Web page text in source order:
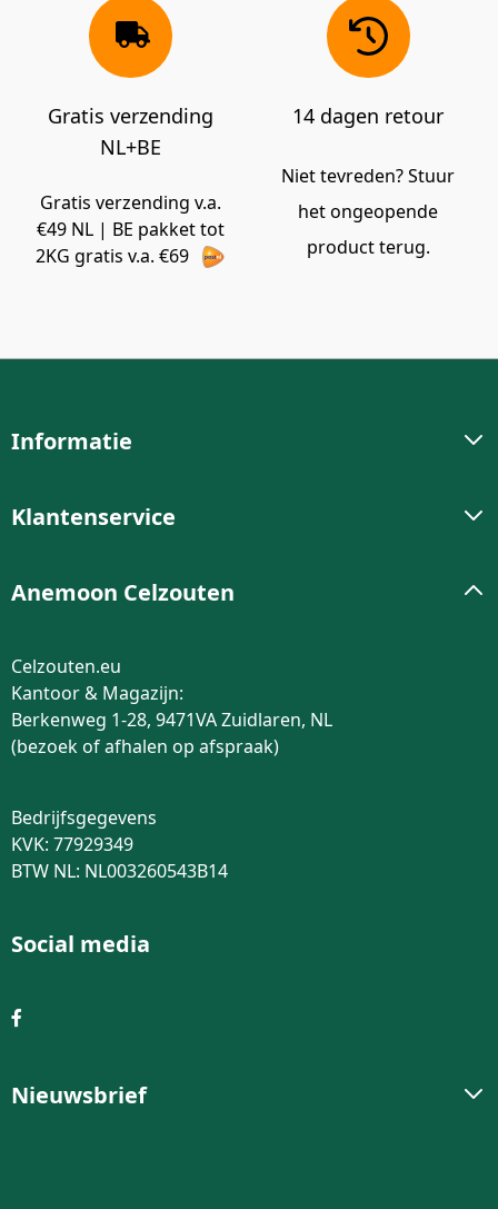
Gratis verzending
NL+BE
Gratis verzending v.a.
€49 NL | BE pakket tot
2KG gratis v.a. €69
14 dagen retour
Niet tevreden? Stuur
het ongeopende
product terug.
Informatie
Klantenservice
Anemoon Celzouten
Celzouten.eu
Kantoor & Magazijn:
Berkenweg 1-28, 9471VA Zuidlaren, NL
(bezoek of afhalen op afspraak)
Bedrijfsgegevens
KVK: 77929349
BTW NL: NL003260543B14
Social media
Nieuwsbrief